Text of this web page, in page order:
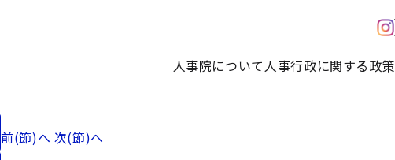
人事院について 人事行政に関する政策
前(節)へ 次(節)へ